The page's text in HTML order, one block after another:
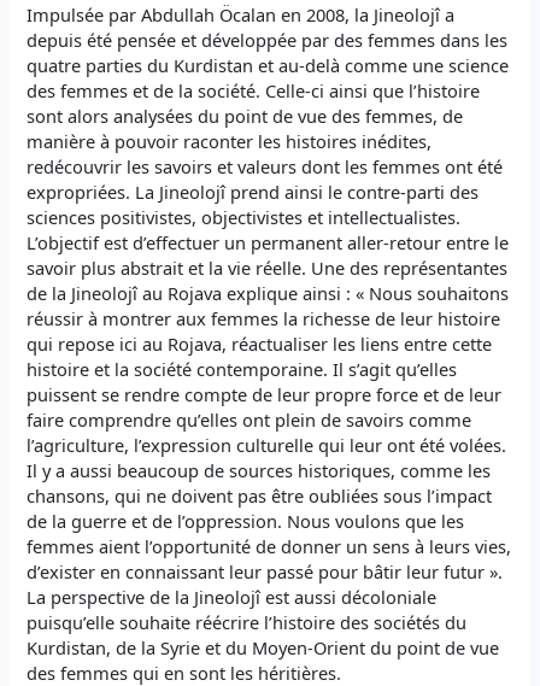
Impulsée par Abdullah Öcalan en 2008, la Jineolojî a
depuis été pensée et développée par des femmes dans les
quatre parties du Kurdistan et au-delà comme une science
des femmes et de la société. Celle-ci ainsi que l’histoire
sont alors analysées du point de vue des femmes, de
manière à pouvoir raconter les histoires inédites,
redécouvrir les savoirs et valeurs dont les femmes ont été
expropriées. La Jineolojî prend ainsi le contre-parti des
sciences positivistes, objectivistes et intellectualistes.
L’objectif est d’effectuer un permanent aller-retour entre le
savoir plus abstrait et la vie réelle. Une des représentantes
de la Jineolojî au Rojava explique ainsi : « Nous souhaitons
réussir à montrer aux femmes la richesse de leur histoire
qui repose ici au Rojava, réactualiser les liens entre cette
histoire et la société contemporaine. Il s’agit qu’elles
puissent se rendre compte de leur propre force et de leur
faire comprendre qu’elles ont plein de savoirs comme
l’agriculture, l’expression culturelle qui leur ont été volées.
Il y a aussi beaucoup de sources historiques, comme les
chansons, qui ne doivent pas être oubliées sous l’impact
de la guerre et de l’oppression. Nous voulons que les
femmes aient l’opportunité de donner un sens à leurs vies,
d’exister en connaissant leur passé pour bâtir leur futur ».
La perspective de la Jineolojî est aussi décoloniale
puisqu’elle souhaite réécrire l’histoire des sociétés du
Kurdistan, de la Syrie et du Moyen-Orient du point de vue
des femmes qui en sont les héritières.